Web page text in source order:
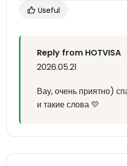
Useful
Reply from HOTVISA
2026.05.21
Вау, очень приятно)
и такие слова 💛